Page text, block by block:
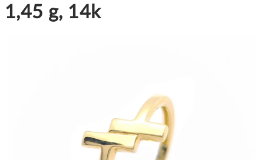
1,45 g, 14k